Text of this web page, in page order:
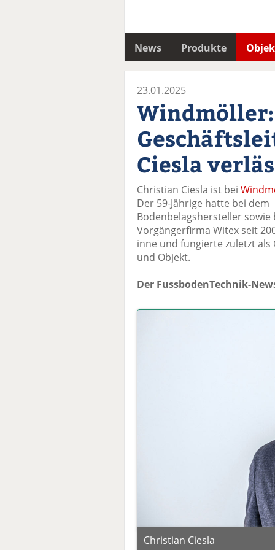
News Produkte
23.01.2025
Windmöller:
Ciesla
Christian Ciesla ist bei
Der 59-Jährige hatte bei dem
Bodenbelagshersteller sowie
Vorgängerfirma Witex seit
inne und fungierte zuletzt
und Objekt.
Der FussbodenTechnik-
Christian Ciesla